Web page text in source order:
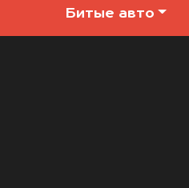
Битые авто